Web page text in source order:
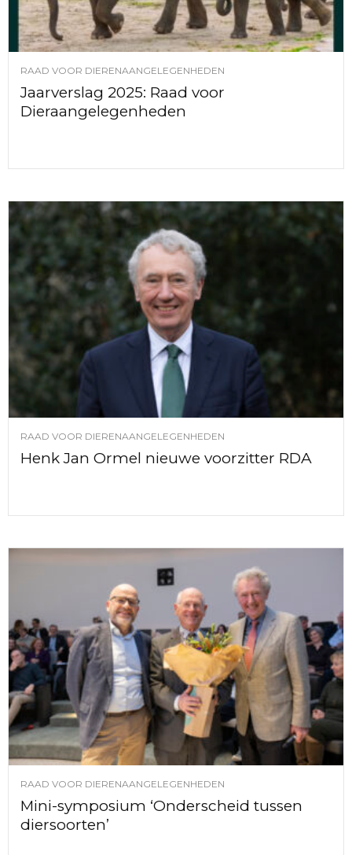
RAAD VOOR DIERENAANGELEGENHEDEN
Jaarverslag 2025: Raad voor
Dieraangelegenheden
RAAD VOOR DIERENAANGELEGENHEDEN
Henk Jan Ormel nieuwe voorzitter RDA
RAAD VOOR DIERENAANGELEGENHEDEN
Mini-symposium ‘Onderscheid tussen
diersoorten’